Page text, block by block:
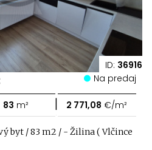
ID: 36916
Na predaj
83 m² | 2 771,08 €/m²
byt / 83 m2 / - Žilina ( Vlčince